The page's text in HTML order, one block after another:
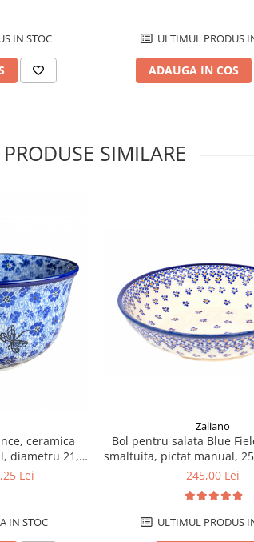
IN STOC ULTIMUL PRODUS
ADAUGA IN COS
PRODUSE SIMILARE
ceramica
diametru 21,5
Lei
IN STOC
Zaliano
Bol pentru salata Blue
smaltuita, pictat manual,
1,4 L
245,00 Lei
ULTIMUL PRODUS